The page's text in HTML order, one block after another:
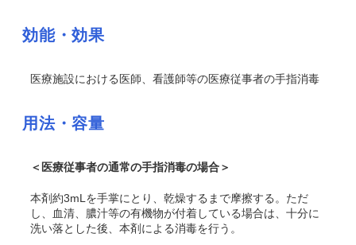
効能・効果
医療施設における医師、看護師等の医療従事者の手指消毒
用法・容量
＜医療従事者の通常の手指消毒の場合＞
本剤約3mLを手掌にとり、乾燥するまで摩擦する。ただ
し、血清、膿汁等の有機物が付着している場合は、十分に
洗い落とした後、本剤による消毒を行う。